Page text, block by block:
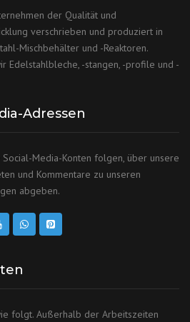
der Qualität und
verschrieben und produziert in
Mischbehälter und -Reaktoren.
Edelstahlbleche, -stangen, -profile und -
Adressen
Media-Konten folgen, über unsere
und Kommentare zu unseren
abgeben.
folgt. Außerhalb der Arbeitszeiten